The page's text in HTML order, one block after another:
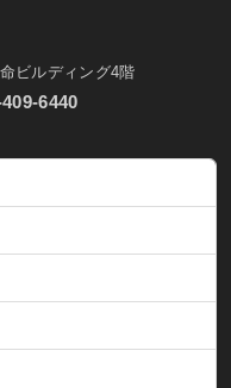
ビルディング4階
6440